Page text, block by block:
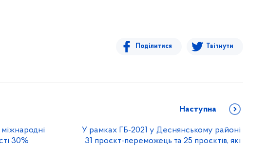
Поділитися Твітнути
міжнародні
30%
Наступна
У рамках ГБ-2021 у Деснянському районі
31 проєкт-переможець та 25 проєктів, які